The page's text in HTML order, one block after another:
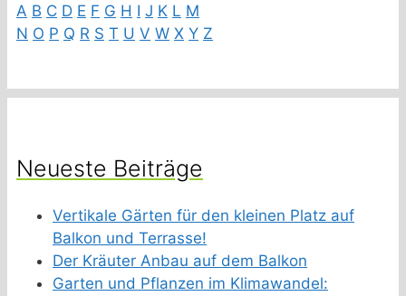
A B C D E F G H I J K L M
N O P Q R S T U V W X Y Z
Neueste Beiträge
Vertikale Gärten für den kleinen Platz auf
Balkon und Terrasse!
Der Kräuter Anbau auf dem Balkon
Garten und Pflanzen im Klimawandel: